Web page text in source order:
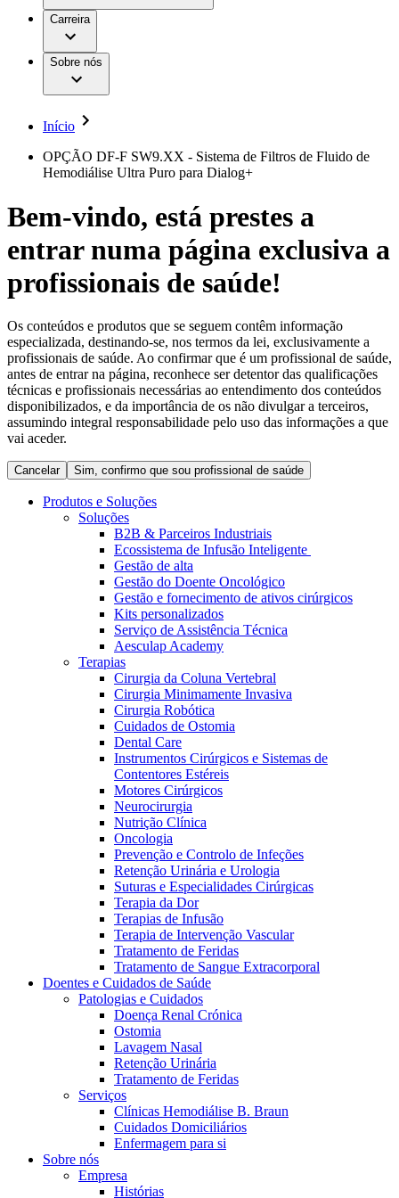
Aesculap Academy
Contentores Estéreis
Motores Cirúrgicos
Nutrição Clínica
Oncologia
Prevenção e Controlo de Infeções
Retenção Urinária e Urologia
Suturas e Especialidades Cirúrgicas
Terapia da Dor
Terapia de Intervenção Vascular
Tratamento de Feridas
Tratamento de Sangue Extracorporal
Soluções
Terapias
Catálogo de Produtos
Encontre o produto que procura. Visite o catálogo de produtos
da B. Braun com o nosso portfólio completo.
Patologias e Cuidados
Serviços
Cuidados Domiciliários
Coordenamos os seus cuidados médicos quando recebe alta
do hospital. Para mais informações, visite a nossa página de
cuidados domiciliários.
Trabalhar na B. Braun
Oportunidades de emprego
A nossa cultura
Vagas disponíveis
Descubra as tuas oportunidades de carreira na B. Braun.
Pesquise no nosso mercado de trabalho global por perfis de
trabalho interessantes.
Centro de Inovação
Responsabilidade
Acesso aos Cuidados de Saúde
Comunicados de Imprensa
Contactos
Formulário de Contacto
Localizações
Responsabilidade
Media
Contactos
Centro de Inovação
Vamos impulsionar juntos a inovação na tecnologia médica.
Saiba mais sobre o nosso centro de inovação e apresente a sua
Contactos
Em diálogo com a B. Braun. Entre em contacto connosco
Carreira
Sobre nós
Início
OPÇÃO DF-F SW9.XX - Sistema de Filtros de Fluido de
Hemodiálise Ultra Puro para Dialog+
Bem-vindo, está prestes a
entrar numa página exclusiva a
profissionais de saúde!
Os conteúdos e produtos que se seguem contêm informação
especializada, destinando-se, nos termos da lei, exclusivamente a
profissionais de saúde. Ao confirmar que é um profissional de saúde,
antes de entrar na página, reconhece ser detentor das qualificações
técnicas e profissionais necessárias ao entendimento dos conteúdos
disponibilizados, e da importância de os não divulgar a terceiros,
assumindo integral responsabilidade pelo uso das informações a que
vai aceder.
Cancelar Sim, confirmo que sou profissional de saúde
Produtos e Soluções
Soluções
B2B & Parceiros Industriais
Ecossistema de Infusão Inteligente
Gestão de alta
Gestão do Doente Oncológico
Gestão e fornecimento de ativos cirúrgicos
Kits personalizados
Serviço de Assistência Técnica
Aesculap Academy
Terapias
Cirurgia da Coluna Vertebral
Cirurgia Minimamente Invasiva
Cirurgia Robótica
Cuidados de Ostomia
Dental Care
Instrumentos Cirúrgicos e Sistemas de
Contentores Estéreis
Motores Cirúrgicos
Neurocirurgia
Nutrição Clínica
Oncologia
Prevenção e Controlo de Infeções
Retenção Urinária e Urologia
Suturas e Especialidades Cirúrgicas
Terapia da Dor
Terapias de Infusão
Terapia de Intervenção Vascular
Tratamento de Feridas
Tratamento de Sangue Extracorporal
Doentes e Cuidados de Saúde
Patologias e Cuidados
Doença Renal Crónica
Ostomia
Lavagem Nasal
Retenção Urinária
Tratamento de Feridas
Serviços
Clínicas Hemodiálise B. Braun
Cuidados Domiciliários
Enfermagem para si
Sobre nós
Empresa
Histórias